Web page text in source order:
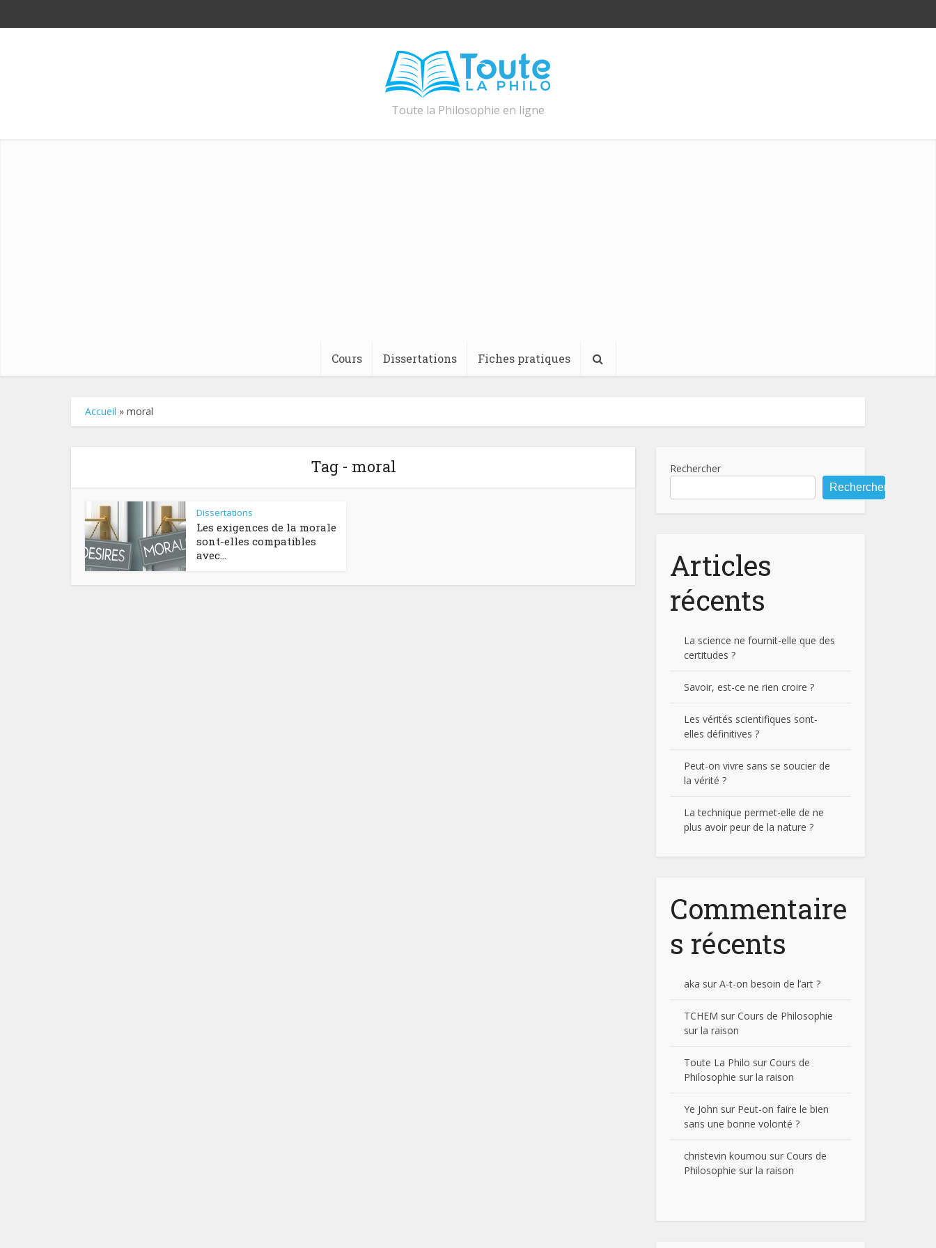
Toute la Philosophie en ligne
Cours Dissertations Fiches pratiques
Accueil » moral
Tag - moral
Dissertations
Les exigences de la morale
sont-elles compatibles
avec...
Rechercher
Rechercher
Articles
récents
La science ne fournit-elle que des
certitudes ?
Savoir, est-ce ne rien croire ?
Les vérités scientifiques sont-
elles définitives ?
Peut-on vivre sans se soucier de
la vérité ?
La technique permet-elle de ne
plus avoir peur de la nature ?
Commentaire
s récents
aka sur A-t-on besoin de l’art ?
TCHEM sur Cours de Philosophie
sur la raison
Toute La Philo sur Cours de
Philosophie sur la raison
Ye John sur Peut-on faire le bien
sans une bonne volonté ?
christevin koumou sur Cours de
Philosophie sur la raison